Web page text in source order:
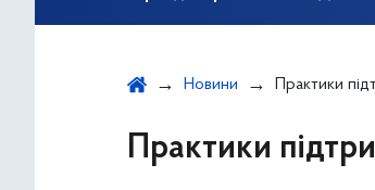
Новини Практики
Практики